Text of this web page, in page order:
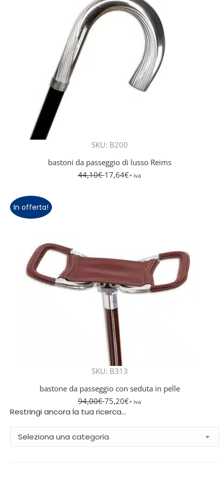
Restringi ancora la tua ricerca…
Seleziona una categoria
SKU: B200
bastoni da passeggio di lusso Reims
44,10€ 17,64€+ iva
In offerta!
SKU: B313
bastone da passeggio con seduta in pelle
94,00€ 75,20€+ iva